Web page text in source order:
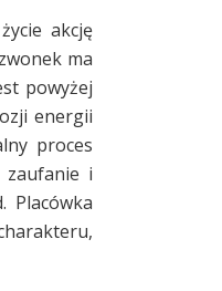
akcję
ma
powyżej
energii
proces
zaufanie i
Placówka